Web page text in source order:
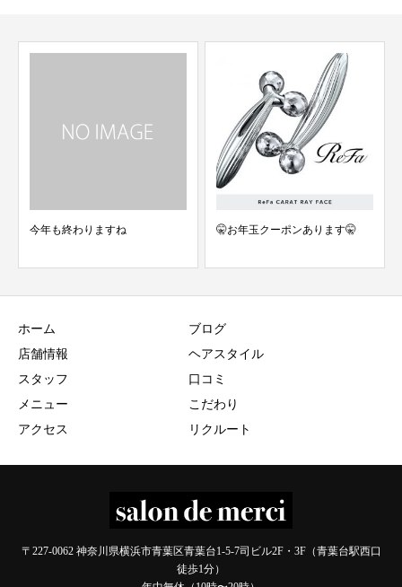
🤫お年玉クーポンあります🤫
9/24 スタッフ検温結果
ホーム
店舗情報
スタッフ
メニュー
アクセス
ブログ
ヘアスタイル
口コミ
こだわり
リクルート
〒227-0062 神奈川県横浜市青葉区青葉台1-5-7司ビル2F・3F（青葉台駅西口
徒歩1分）